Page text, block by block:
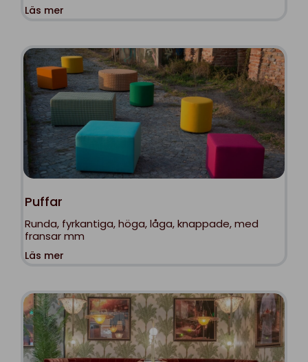
Läs mer
Puffar
Runda, fyrkantiga, höga, låga, knappade, med
fransar mm
Läs mer